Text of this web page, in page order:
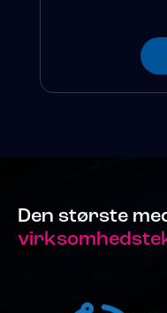
Den største